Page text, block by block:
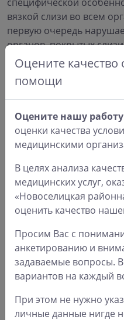
вязкой слизи во всем
первую очередь
органов, покрытых
пищеварительной
жизненно важных
проявляется в
взаимодействия семьи
того, чтобы
значит, результативное
Галактоземия
–
вскармливании
продуктами, при этом
органы (нервная
указания врача,
помогут избежать
Адреногенитальный
выработка гормонов
Оцените качество
помощи
Оцените нашу работу
оценки качества
медицинскими
В целях анализа
медицинских услуг,
«Новоселицкая
оценить качество
Просим Вас с
анкетированию и
задаваемые вопросы.
вариантов на каждый
При этом не нужно
личные данные нигде